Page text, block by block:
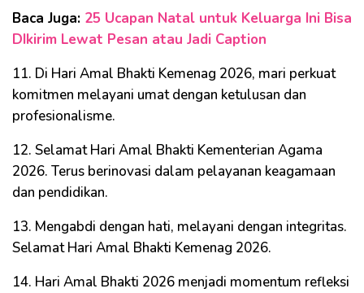
Baca Juga: 25 Ucapan Natal untuk Keluarga Ini Bisa
DIkirim Lewat Pesan atau Jadi Caption
11. Di Hari Amal Bhakti Kemenag 2026, mari perkuat
komitmen melayani umat dengan ketulusan dan
profesionalisme.
12. Selamat Hari Amal Bhakti Kementerian Agama
2026. Terus berinovasi dalam pelayanan keagamaan
dan pendidikan.
13. Mengabdi dengan hati, melayani dengan integritas.
Selamat Hari Amal Bhakti Kemenag 2026.
14. Hari Amal Bhakti 2026 menjadi momentum refleksi